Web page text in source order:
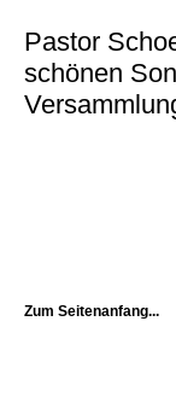
Pastor
schönen
Zum Seitenanfang...